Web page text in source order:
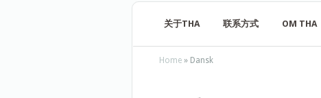
关于THA 联系方式 OM THA
Home » Dansk